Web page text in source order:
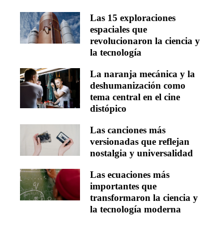
Las 15 exploraciones
espaciales que
revolucionaron la ciencia y
la tecnología
La naranja mecánica y la
deshumanización como
tema central en el cine
distópico
Las canciones más
versionadas que reflejan
nostalgia y universalidad
Las ecuaciones más
importantes que
transformaron la ciencia y
la tecnología moderna